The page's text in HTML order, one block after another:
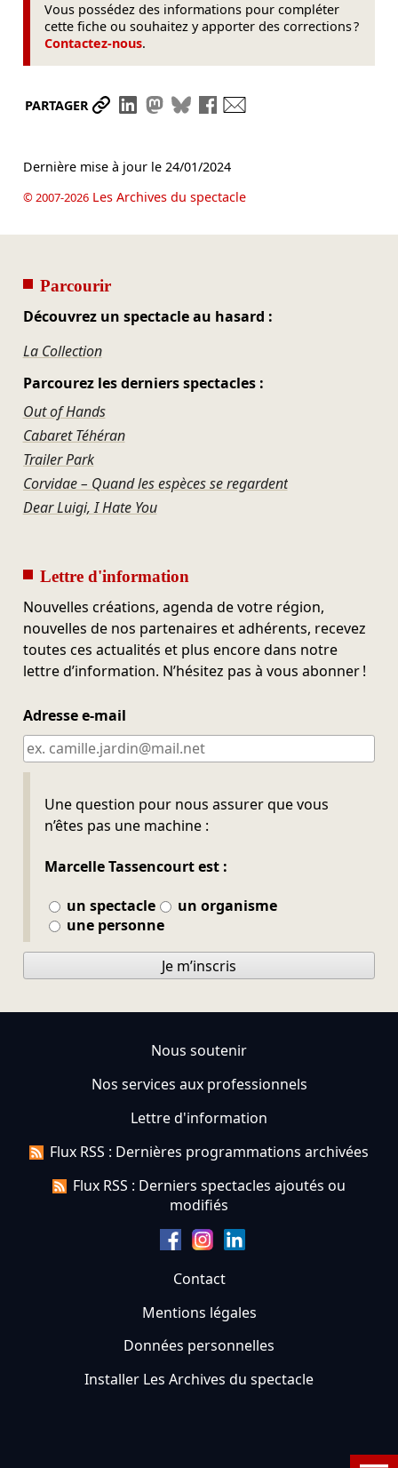
Vous possédez des informations pour compléter
cette fiche ou souhaitez y apporter des corrections ?
Contactez-nous.
PARTAGER Partager le lien
Partager sur LinkedIn
Partager sur Mastodon
Partager sur Bluesky
Partager sur Facebook
Dernière mise à jour le 24/01/2024
© 2007-2026Les Archives du spectacle
Parcourir
Découvrez un spectacle au hasard :
La Collection
Parcourez les derniers spectacles :
Out of Hands
Cabaret Téhéran
Trailer Park
Corvidae – Quand les espèces se regardent
Dear Luigi, I Hate You
Lettre d'information
Nouvelles créations, agenda de votre région,
nouvelles de nos partenaires et adhérents, recevez
toutes ces actualités et plus encore dans notre
lettre d’information. N’hésitez pas à vous abonner !
Adresse e-mail
Une question pour nous assurer que vous
n’êtes pas une machine :
Marcelle Tassencourt est :
un spectacle
un organisme
une personne
Ne pas remplir
Je m’inscris
Nous soutenir
Nos services aux professionnels
Lettre d'information
Flux RSS : Dernières programmations archivées
Flux RSS : Derniers spectacles ajoutés ou
modifiés
Contact
Mentions légales
Données personnelles
Installer Les Archives du spectacle